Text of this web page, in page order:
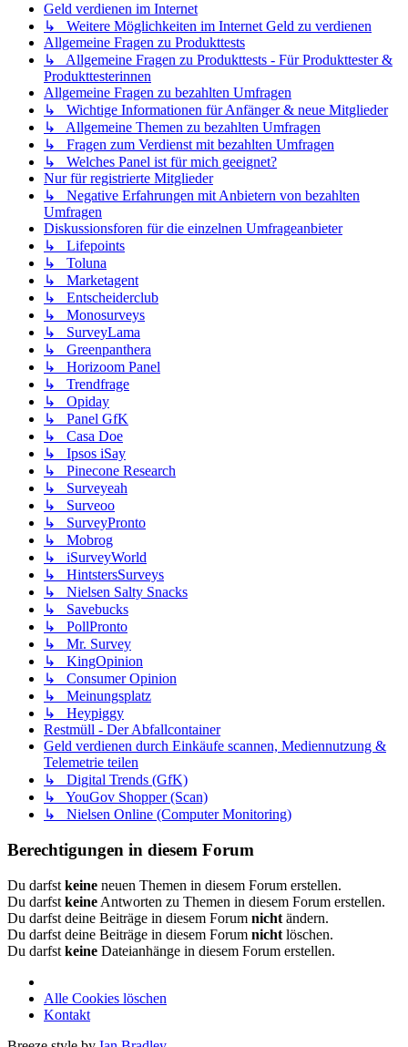
Geld verdienen im Internet
↳ Weitere Möglichkeiten im Internet Geld zu verdienen
Allgemeine Fragen zu Produkttests
↳ Allgemeine Fragen zu Produkttests - Für Produkttester &
Produkttesterinnen
Allgemeine Fragen zu bezahlten Umfragen
↳ Wichtige Informationen für Anfänger & neue Mitglieder
↳ Allgemeine Themen zu bezahlten Umfragen
↳ Fragen zum Verdienst mit bezahlten Umfragen
↳ Welches Panel ist für mich geeignet?
Nur für registrierte Mitglieder
↳ Negative Erfahrungen mit Anbietern von bezahlten
Umfragen
Diskussionsforen für die einzelnen Umfrageanbieter
↳ Lifepoints
↳ Toluna
↳ Marketagent
↳ Entscheiderclub
↳ Monosurveys
↳ SurveyLama
↳ Greenpanthera
↳ Horizoom Panel
↳ Trendfrage
↳ Opiday
↳ Panel GfK
↳ Casa Doe
↳ Ipsos iSay
↳ Pinecone Research
↳ Surveyeah
↳ Surveoo
↳ SurveyPronto
↳ Mobrog
↳ iSurveyWorld
↳ HintstersSurveys
↳ Nielsen Salty Snacks
↳ Savebucks
↳ PollPronto
↳ Mr. Survey
↳ KingOpinion
↳ Consumer Opinion
↳ Meinungsplatz
↳ Heypiggy
Restmüll - Der Abfallcontainer
Geld verdienen durch Einkäufe scannen, Mediennutzung &
Telemetrie teilen
↳ Digital Trends (GfK)
↳ YouGov Shopper (Scan)
↳ Nielsen Online (Computer Monitoring)
Berechtigungen in diesem Forum
Du darfst keine neuen Themen in diesem Forum erstellen.
Du darfst keine Antworten zu Themen in diesem Forum erstellen.
Du darfst deine Beiträge in diesem Forum nicht ändern.
Du darfst deine Beiträge in diesem Forum nicht löschen.
Du darfst keine Dateianhänge in diesem Forum erstellen.
Alle Cookies löschen
Kontakt